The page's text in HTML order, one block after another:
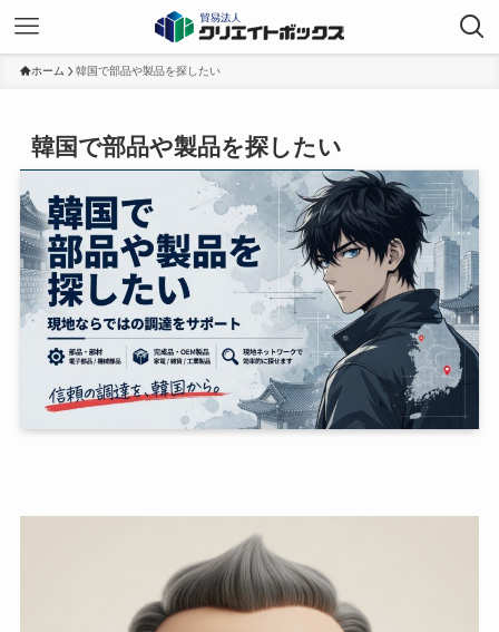
ホーム 韓国で部品や製品を探したい
韓国で部品や製品を探したい